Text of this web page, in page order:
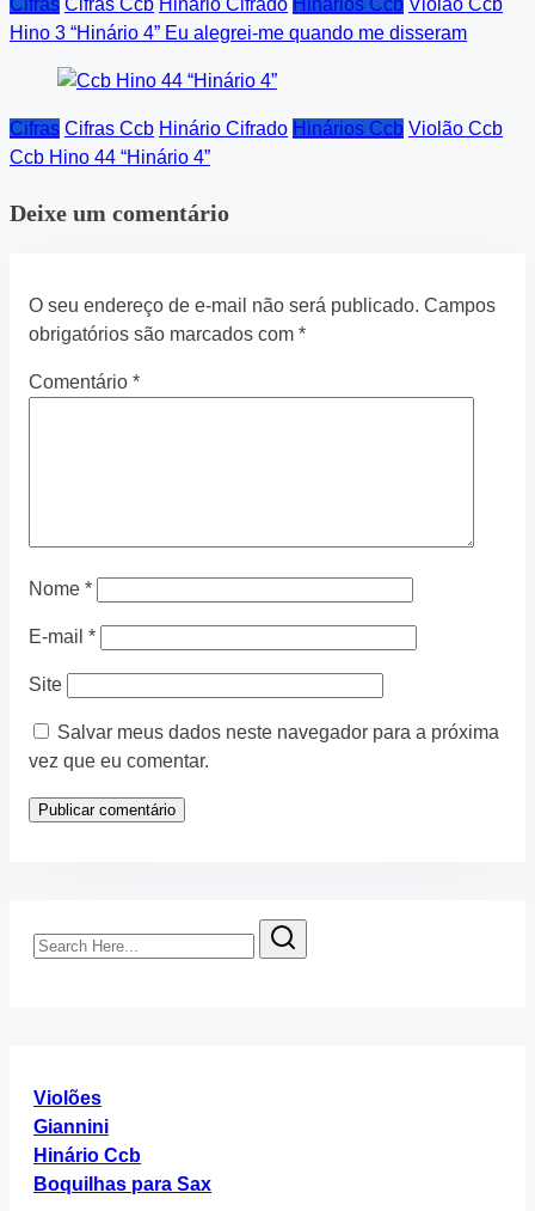
Cifras Cifras Ccb Hinário Cifrado Hinários Ccb Violão Ccb
Hino 3 “Hinário 4” Eu alegrei-me quando me disseram
Cifras Cifras Ccb Hinário Cifrado Hinários Ccb Violão Ccb
Ccb Hino 44 “Hinário 4”
Deixe um comentário
O seu endereço de e-mail não será publicado. Campos
obrigatórios são marcados com *
Comentário *
Nome *
E-mail *
Site
Salvar meus dados neste navegador para a próxima
vez que eu comentar.
Search
Here...
Violões
Giannini
Hinário Ccb
Boquilhas para Sax